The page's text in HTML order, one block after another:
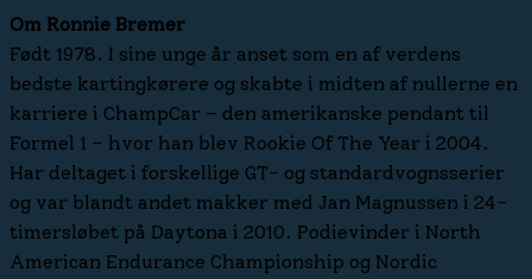
Om Ronnie Bremer
Født 1978. I sine unge år anset som en af verdens
bedste kartingkørere og skabte i midten af nullerne en
karriere i ChampCar – den amerikanske pendant til
Formel 1 – hvor han blev Rookie Of The Year i 2004.
Har deltaget i forskellige GT- og standardvognsserier
og var blandt andet makker med Jan Magnussen i 24-
timersløbet på Daytona i 2010. Podievinder i North
American Endurance Championship og Nordic